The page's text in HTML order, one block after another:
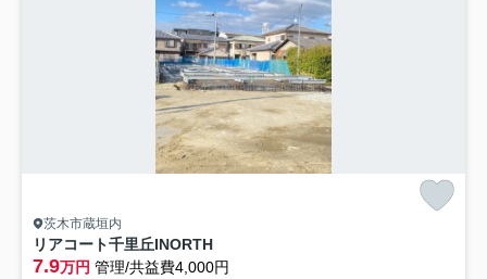
茨木市蔵垣内
リアコート千里丘INORTH
7.9万円 管理/共益費4,000円